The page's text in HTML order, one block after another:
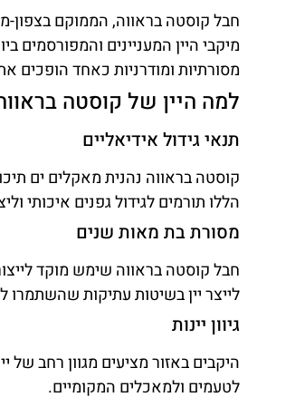
חבל קוסטה בראווה, הממוקם בצפון-
מיקבי היין המעניינים והמפורסמים
מסורתיות ומודרניות כאחד הופכים
למה היין של קוסטה
תנאי גידול אידיאליים
קוסטה בראווה נהנית מאקלים ים
הללו תורמים לגידול גפנים איכותי
מסורת בת מאות שנים
חבל קוסטה בראווה שימש מוקד
לייצר יין בשיטות עתיקות שהשתמרו
גיוון יינות
היקבים באזור מציעים מגוון רחב
לטעמים ולמאכלים המקומיים.
השוואת